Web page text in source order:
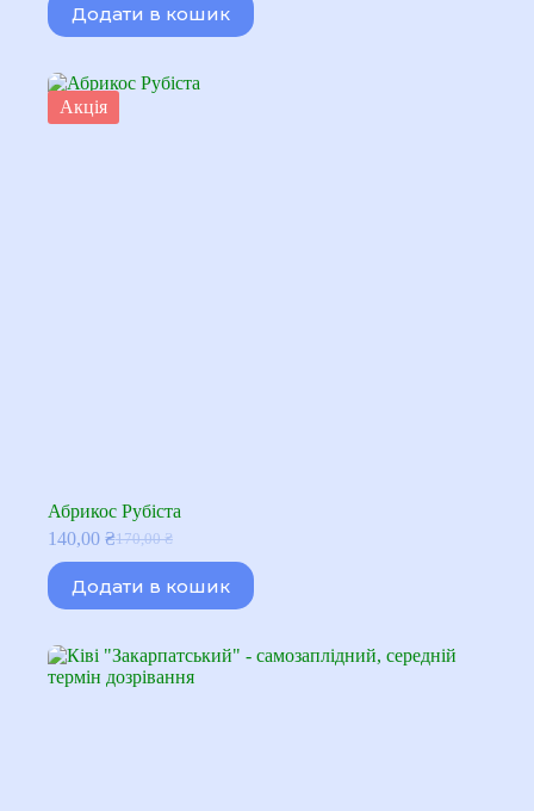
170,00 ₴.
140,00 ₴.
Додати в кошик
Акція
Абрикос Рубіста
170,00₴
Оригінальна
170,00 ₴.
140,00 ₴Поточна
140,00 ₴.
Додати в кошик